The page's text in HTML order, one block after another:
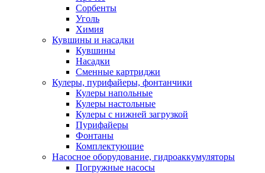
Сорбенты
Уголь
Химия
Кувшины и насадки
Кувшины
Насадки
Сменные картриджи
Кулеры, пурифайеры, фонтанчики
Кулеры напольные
Кулеры настольные
Кулеры с нижней загрузкой
Пурифайеры
Фонтаны
Комплектующие
Насосное оборудование, гидроаккумуляторы
Погружные насосы